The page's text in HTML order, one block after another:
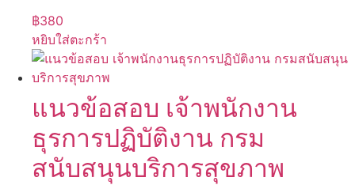
฿380
หยิบใส่ตะกร้า
แนวข้อสอบ เจ้าพนักงาน
ธุรการปฏิบัติงาน กรม
สนับสนุนบริการสุขภาพ